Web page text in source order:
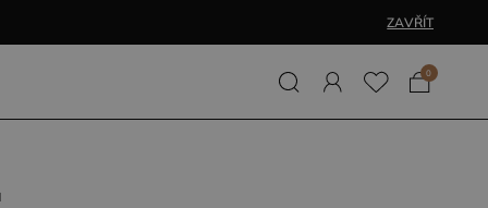
ZAVŘÍT
0